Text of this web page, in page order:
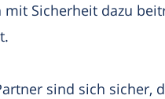
mit Sicherheit dazu
sind sich sicher,